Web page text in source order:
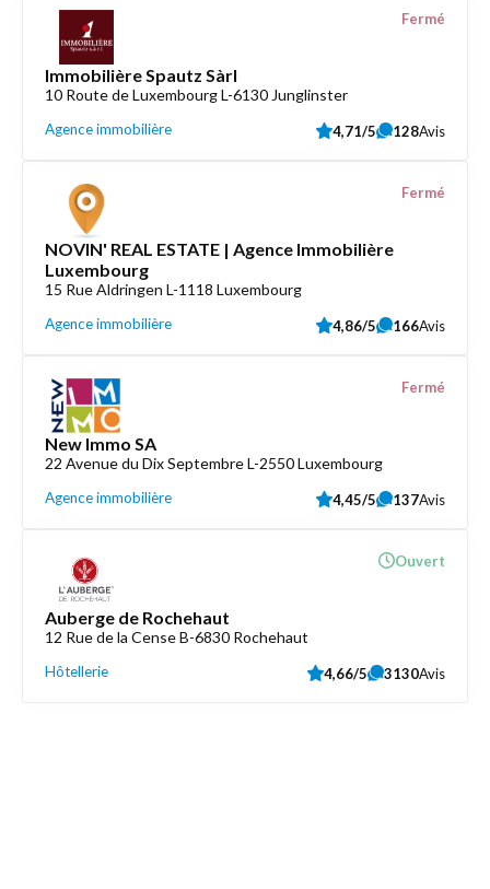
Immobilière Spautz Sàrl
10 Route de Luxembourg L-6130 Junglinster
Agence immobilière
Fermé
4,71/5 128Avis
NOVIN' REAL ESTATE | Agence Immobilière
Luxembourg
15 Rue Aldringen L-1118 Luxembourg
Agence immobilière
Fermé
4,86/5 166Avis
New Immo SA
22 Avenue du Dix Septembre L-2550 Luxembourg
Agence immobilière
Fermé
4,45/5 137Avis
Auberge de Rochehaut
12 Rue de la Cense B-6830 Rochehaut
Hôtellerie
Ouvert
4,66/5 3130Avis